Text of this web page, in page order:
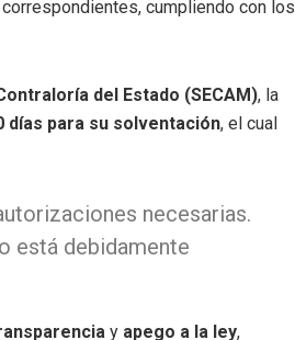
cumpliendo con los
del Estado (SECAM), la
días para su solventación, el cual
necesarias.
está debidamente
y apego a la ley,